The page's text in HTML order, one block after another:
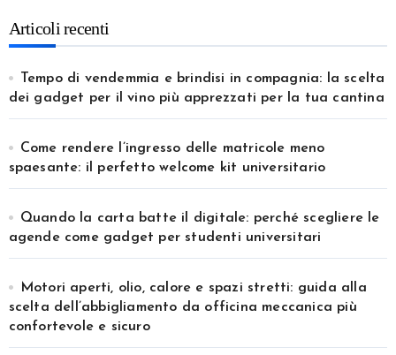
Articoli recenti
Tempo di vendemmia e brindisi in compagnia: la scelta
dei gadget per il vino più apprezzati per la tua cantina
Come rendere l’ingresso delle matricole meno
spaesante: il perfetto welcome kit universitario
Quando la carta batte il digitale: perché scegliere le
agende come gadget per studenti universitari
Motori aperti, olio, calore e spazi stretti: guida alla
scelta dell’abbigliamento da officina meccanica più
confortevole e sicuro